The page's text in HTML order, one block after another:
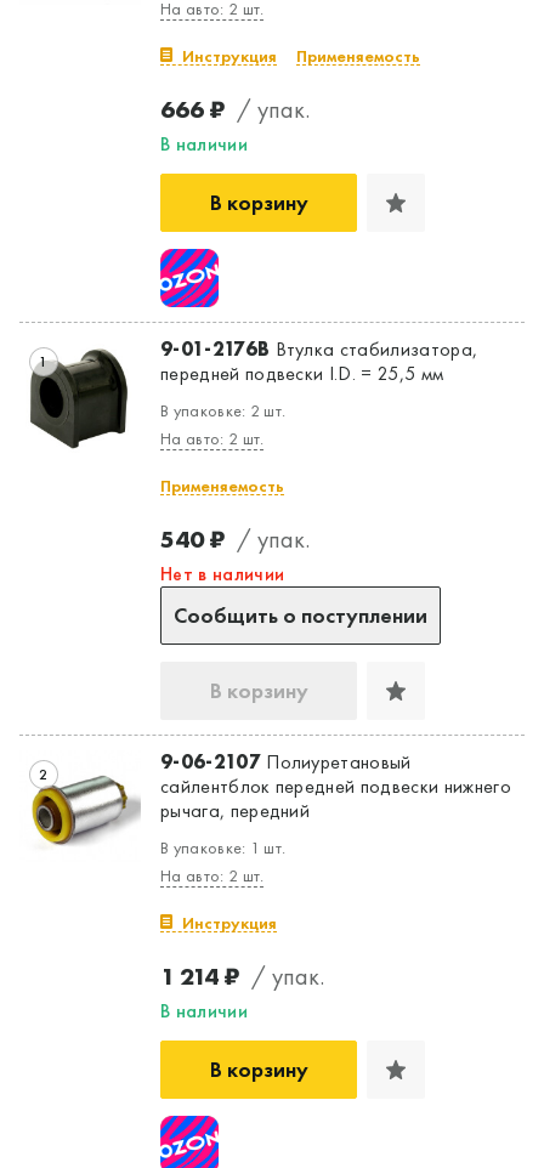
На авто: 2 шт.
Инструкция Применяемость
666 ₽ / упак.
В наличии
В корзину
1 9-01-2176B Втулка стабилизатора,
передней подвески I.D. = 25,5 мм
В упаковке: 2 шт.
На авто: 2 шт.
Применяемость
540 ₽ / упак.
Нет в наличии
Сообщить о поступлении
В корзину
2 9-06-2107Полиуретановый
сайлентблок передней подвески нижнего
рычага, передний
В упаковке: 1 шт.
На авто: 2 шт.
Инструкция
1 214 ₽ / упак.
В наличии
В корзину